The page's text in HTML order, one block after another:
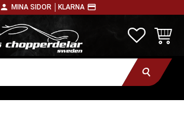
person MINA SIDOR │ KLARNA payment